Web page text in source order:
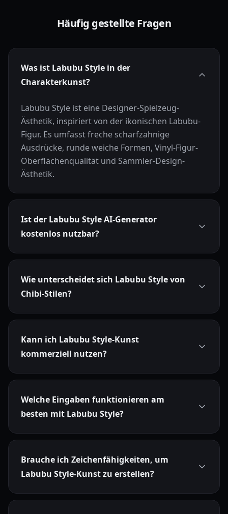
Häufig gestellte Fragen
Was ist Labubu Style in der
Charakterkunst?
Labubu Style ist eine Designer-Spielzeug-
Ästhetik, inspiriert von der ikonischen Labubu-
Figur. Es umfasst freche scharfzahnige
Ausdrücke, runde weiche Formen, Vinyl-Figur-
Oberflächenqualität und Sammler-Design-
Ästhetik.
Ist der Labubu Style AI-Generator
kostenlos nutzbar?
Wie unterscheidet sich Labubu Style von
Chibi-Stilen?
Kann ich Labubu Style-Kunst
kommerziell nutzen?
Welche Eingaben funktionieren am
besten mit Labubu Style?
Brauche ich Zeichenfähigkeiten, um
Labubu Style-Kunst zu erstellen?